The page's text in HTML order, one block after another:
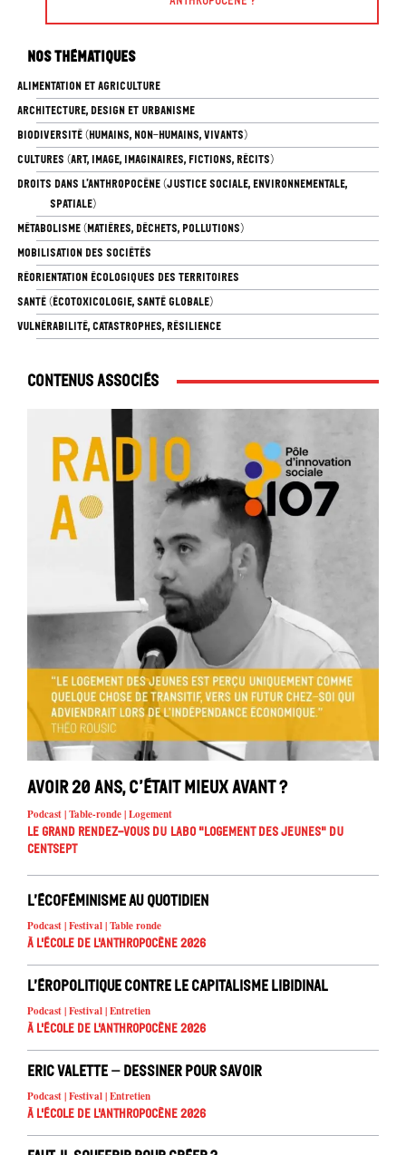
Nos thématiques
ALIMENTATION ET AGRICULTURE
ARCHITECTURE, DESIGN ET URBANISME
BIODIVERSITÉ (HUMAINS, NON-HUMAINS, VIVANTS)
CULTURES (ART, IMAGE, IMAGINAIRES, FICTIONS, RÉCITS)
DROITS DANS L’ANTHROPOCÈNE (JUSTICE SOCIALE, ENVIRONNEMENTALE,
SPATIALE)
MÉTABOLISME (MATIÈRES, DÉCHETS, POLLUTIONS)
MOBILISATION DES SOCIÉTÉS
RÉORIENTATION ÉCOLOGIQUES DES TERRITOIRES
SANTÉ (ÉCOTOXICOLOGIE, SANTÉ GLOBALE)
VULNÉRABILITÉ, CATASTROPHES, RÉSILIENCE
Contenus associés
Avoir 20 ans, c’était mieux avant ?
Podcast | Table-ronde | Logement
Le Grand Rendez-vous du Labo "Logement des jeunes" du
Centsept
L’écoféminisme au quotidien
Podcast | Festival | Table ronde
À l'école de l'Anthropocène 2026
L’éropolitique contre le capitalisme libidinal
Podcast | Festival | Entretien
À l'école de l'Anthropocène 2026
Eric Valette – Dessiner pour savoir
Podcast | Festival | Entretien
À l'école de l'Anthropocène 2026